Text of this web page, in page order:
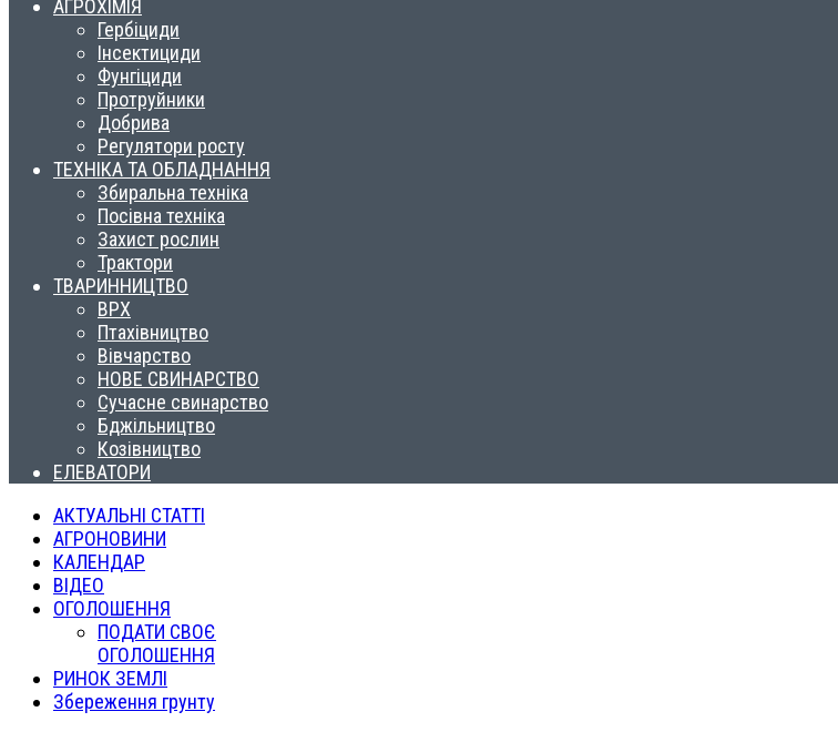
АГРОХІМІЯ
Гербіциди
Інсектициди
Фунгіциди
Протруйники
Добрива
Регулятори росту
ТЕХНІКА ТА ОБЛАДНАННЯ
Збиральна техніка
Посівна техніка
Захист рослин
Трактори
ТВАРИННИЦТВО
ВРХ
Птахівництво
Вівчарство
НОВЕ СВИНАРСТВО
Сучасне свинарство
Бджільництво
Козівництво
ЕЛЕВАТОРИ
АКТУАЛЬНІ СТАТТІ
АГРОНОВИНИ
КАЛЕНДАР
ВІДЕО
ОГОЛОШЕННЯ
ПОДАТИ СВОЄ
ОГОЛОШЕННЯ
РИНОК ЗЕМЛІ
Збереження грунту